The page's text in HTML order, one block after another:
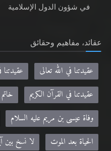
في شؤون الدول الإسلامية
عقائد، مفاهيم وحقائق
عقيدتنا في الله تعالى
عقيدتنا في القرآن الكريم
وفاة عيسى بن مريم عليه السلام
الحياة بعد الموت
لا نسخ بين